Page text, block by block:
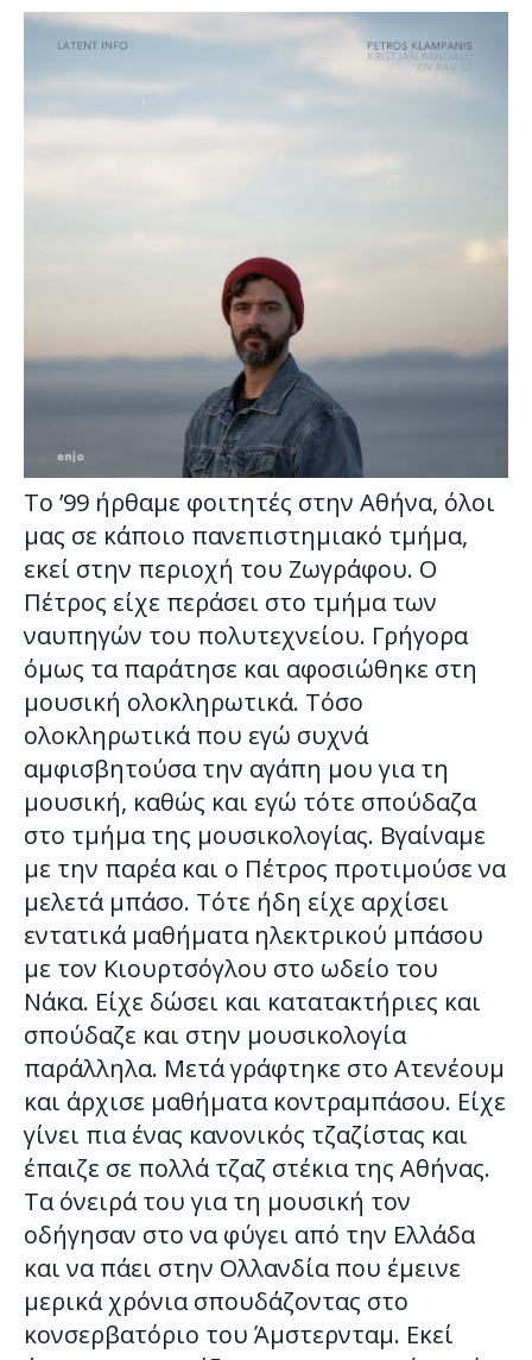
Το ’99 ήρθαμε φοιτητές στην Αθήνα, όλοι
μας σε κάποιο πανεπιστημιακό τμήμα,
εκεί στην περιοχή του Ζωγράφου. Ο
Πέτρος είχε περάσει στο τμήμα των
ναυπηγών του πολυτεχνείου. Γρήγορα
όμως τα παράτησε και αφοσιώθηκε στη
μουσική ολοκληρωτικά. Τόσο
ολοκληρωτικά που εγώ συχνά
αμφισβητούσα την αγάπη μου για τη
μουσική, καθώς και εγώ τότε σπούδαζα
στο τμήμα της μουσικολογίας. Βγαίναμε
με την παρέα και ο Πέτρος προτιμούσε να
μελετά μπάσο. Τότε ήδη είχε αρχίσει
εντατικά μαθήματα ηλεκτρικού μπάσου
με τον Κιουρτσόγλου στο ωδείο του
Νάκα. Είχε δώσει και κατατακτήριες και
σπούδαζε και στην μουσικολογία
παράλληλα. Μετά γράφτηκε στο Ατενέουμ
και άρχισε μαθήματα κοντραμπάσου. Είχε
γίνει πια ένας κανονικός τζαζίστας και
έπαιζε σε πολλά τζαζ στέκια της Αθήνας.
Τα όνειρά του για τη μουσική τον
οδήγησαν στο να φύγει από την Ελλάδα
και να πάει στην Ολλανδία που έμεινε
μερικά χρόνια σπουδάζοντας στο
κονσερβατόριο του Άμστερνταμ. Εκεί